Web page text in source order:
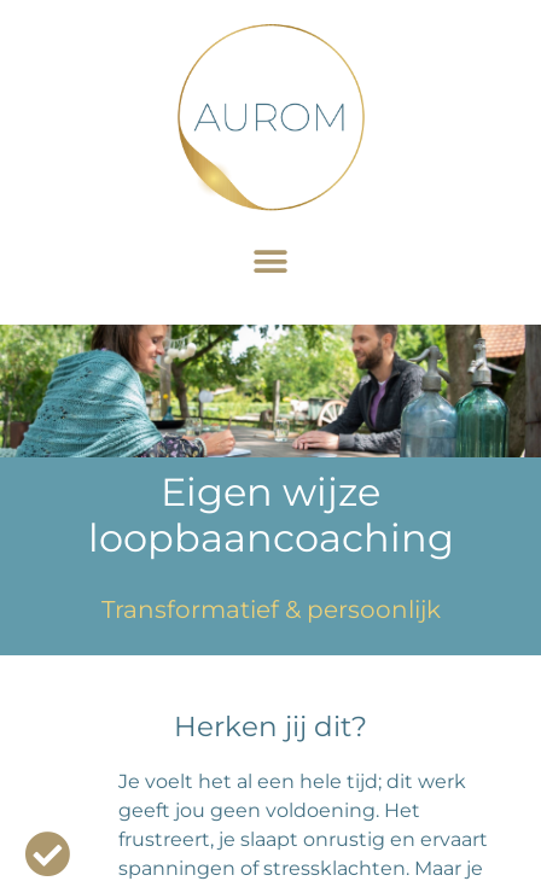
Eigen wijze
loopbaancoaching
Transformatief & persoonlijk
Herken jij dit?
Je voelt het al een hele tijd; dit werk
geeft jou geen voldoening. Het
frustreert, je slaapt onrustig en ervaart
spanningen of stressklachten. Maar je